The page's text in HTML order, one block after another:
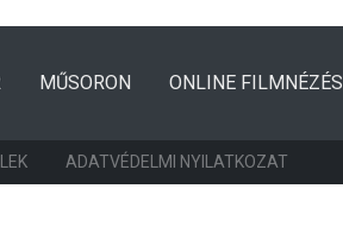
(CURRENT)
MŰSORON ONLINE FILMNÉZÉS
ADATVÉDELMI NYILATKOZAT